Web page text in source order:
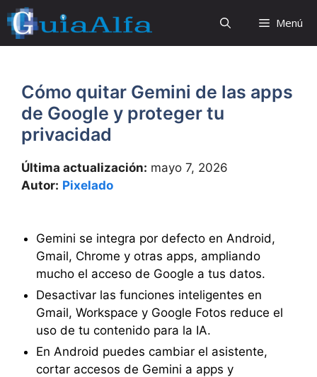
Saltar
al
contenido
Menú
Cómo quitar Gemini de las apps
de Google y proteger tu
privacidad
Última actualización: mayo 7, 2026
Autor: Pixelado
Gemini se integra por defecto en Android,
Gmail, Chrome y otras apps, ampliando
mucho el acceso de Google a tus datos.
Desactivar las funciones inteligentes en
Gmail, Workspace y Google Fotos reduce el
uso de tu contenido para la IA.
En Android puedes cambiar el asistente,
cortar accesos de Gemini a apps y